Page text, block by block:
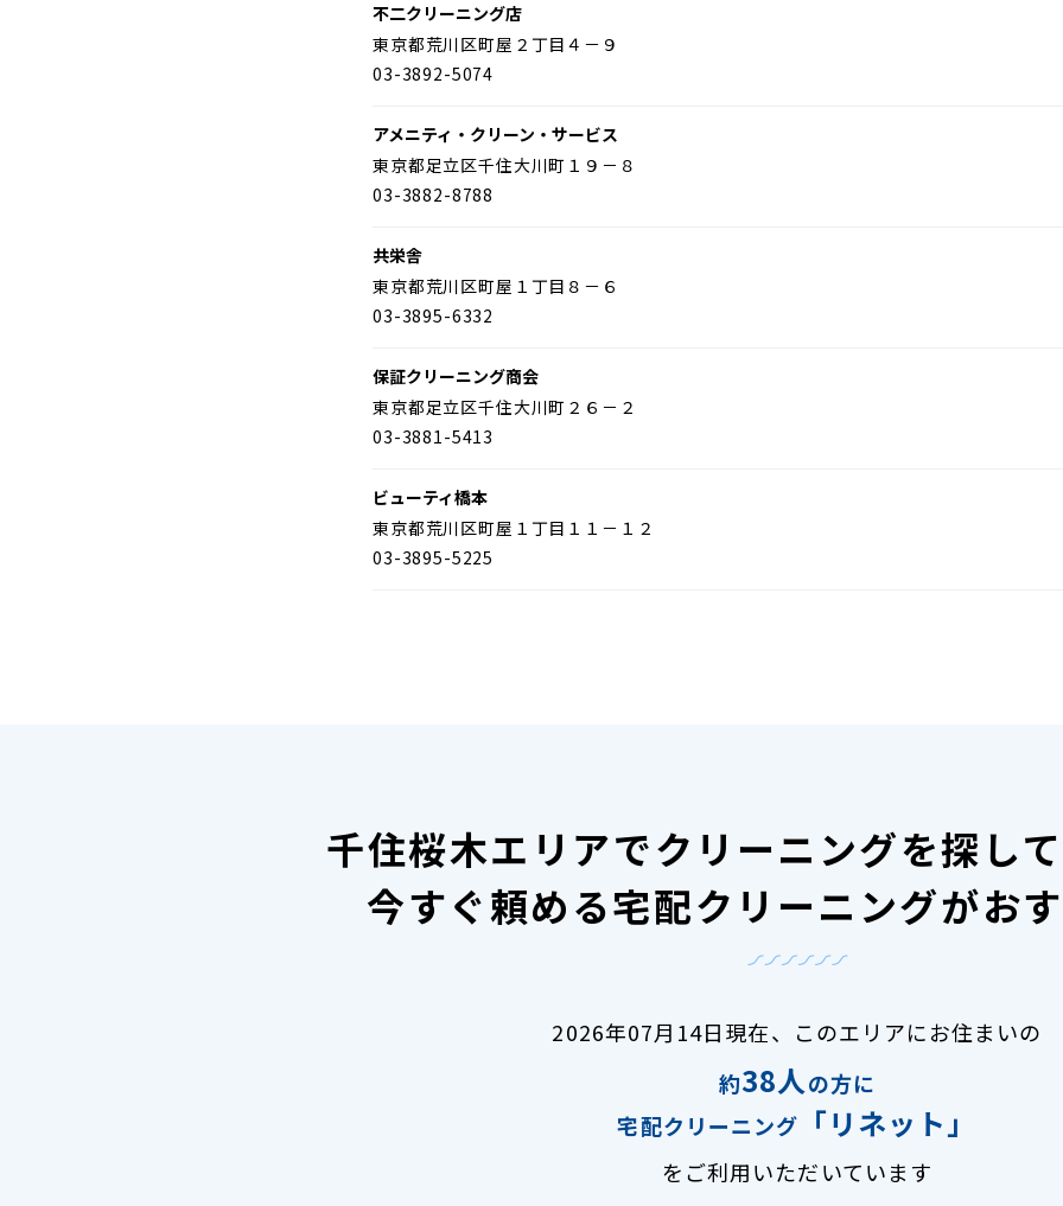
不二クリーニング店
東京都荒川区町屋２丁目４－９
03-3892-5074
アメニティ・クリーン・サービス
東京都足立区千住大川町１９－８
03-3882-8788
共栄舎
東京都荒川区町屋１丁目８－６
03-3895-6332
保証クリーニング商会
東京都足立区千住大川町２６－２
03-3881-5413
ビューティ橋本
東京都荒川区町屋１丁目１１－１２
03-3895-5225
千住桜木エリアでクリーニングを探し
今すぐ頼める宅配クリーニングがお
2026年07月14日現在、
このエリアにお住まいの
約38人の方に
宅配クリーニング
「リネット」
をご利用いただいています